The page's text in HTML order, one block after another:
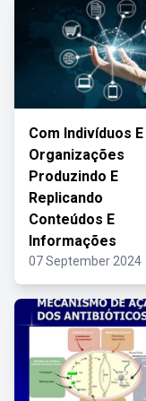
Com Indivíduos E
Organizações
Produzindo E
Replicando
Conteúdos E
Informações
07 September 2024